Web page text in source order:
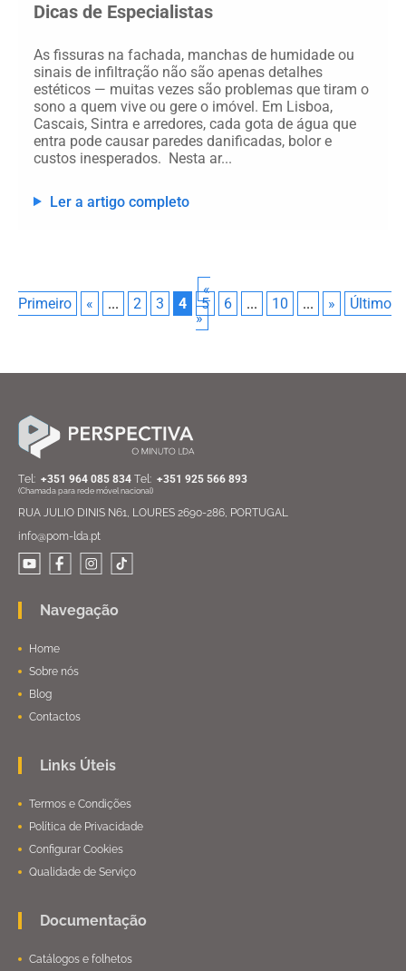
Dicas de Especialistas
As fissuras na fachada, manchas de humidade ou
sinais de infiltração não são apenas detalhes
estéticos — muitas vezes são problemas que tiram o
sono a quem vive ou gere o imóvel. Em Lisboa,
Cascais, Sintra e arredores, cada gota de água que
entra pode causar paredes danificadas, bolor e
custos inesperados. Nesta ar...
Ler a artigo completo
«
Primeiro
« ... 2 3 4 5 6 ... 10 ... »
Último
»
Тel: +351 964 085 834 Тel: +351 925 566 893
(Chamada para rede móvel nacional)
RUA JULIO DINIS N61, LOURES 2690-286, PORTUGAL
info@pom-lda.pt
Navegação
Home
Sobre nós
Blog
Contactos
Links Úteis
Termos e Condições
Política de Privacidade
Configurar Cookies
Qualidade de Serviço
Documentação
Catálogos e folhetos